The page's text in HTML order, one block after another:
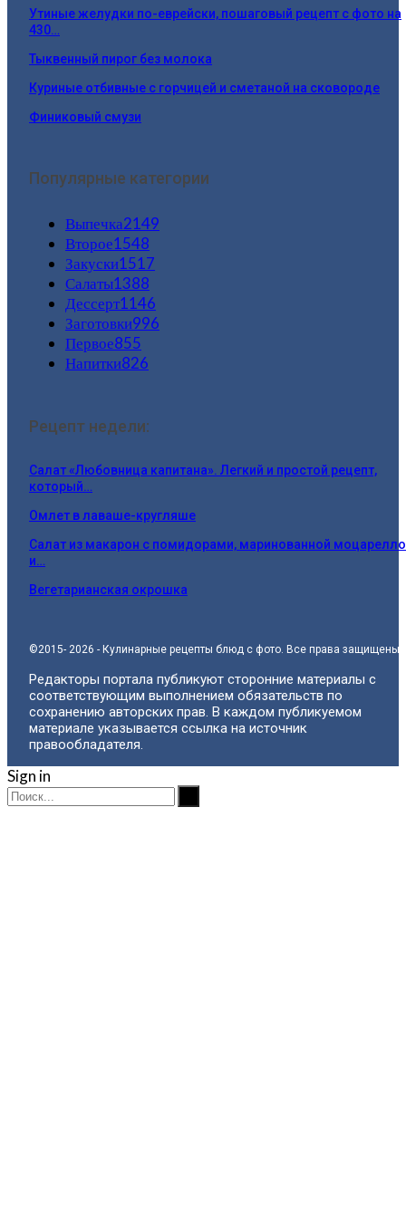
Утиные желудки по-еврейски, пошаговый рецепт с фото на
430…
Тыквенный пирог без молока
Куриные отбивные с горчицей и сметаной на сковороде
Финиковый смузи
Популярные категории
Выпечка2149
Второе1548
Закуски1517
Салаты1388
Дессерт1146
Заготовки996
Первое855
Напитки826
Рецепт недели:
Салат «Любовница капитана». Легкий и простой рецепт,
который…
Омлет в лаваше-кругляше
Салат из макарон с помидорами, маринованной
и…
Вегетарианская окрошка
©2015- 2026 - Кулинарные рецепты блюд с фото. Все права защищены.
Редакторы портала публикуют сторонние материалы с
соответствующим выполнением обязательств по
сохранению авторских прав. В каждом публикуемом
материале указывается ссылка на источник
правообладателя.
Sign in